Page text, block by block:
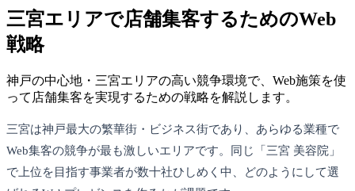
三宮エリアで店舗集客するためのWeb
戦略
神戸の中心地・三宮エリアの高い競争環境で、Web施策を使
って店舗集客を実現するための戦略を解説します。
三宮は神戸最大の繁華街・ビジネス街であり、あらゆる業種で
Web集客の競争が最も激しいエリアです。同じ「三宮 美容院」
で上位を目指す事業者が数十社ひしめく中、どのようにして選